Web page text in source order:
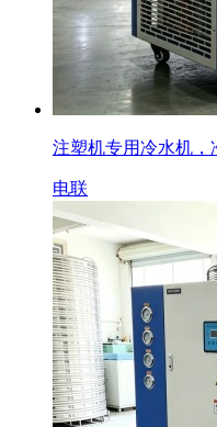
注塑机专用冷水机，
电联